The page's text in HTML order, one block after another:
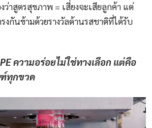
าสูตรสุขภาพ = เสี่ยงจะเสียลูกค้า แต่
งกันข้ามด้วยรางวัลด้านรสชาติที่ได้รับ
ความอร่อยไม่ใช่ทางเลือก แต่คือ
ทุกขวด